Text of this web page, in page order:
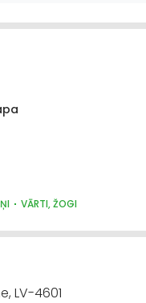
VĀRTI, ŽOGI
LV-4601